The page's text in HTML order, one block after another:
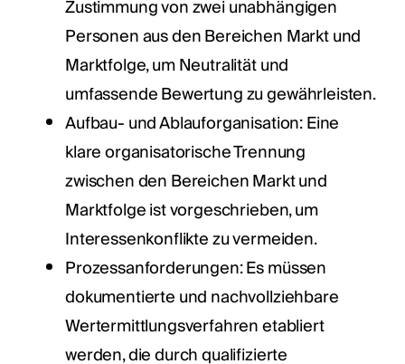
Zustimmung von zwei unabhängigen
Personen aus den Bereichen Markt und
Marktfolge, um Neutralität und
umfassende Bewertung zu gewährleisten.
Aufbau- und Ablauforganisation: Eine
klare organisatorische Trennung
zwischen den Bereichen Markt und
Marktfolge ist vorgeschrieben, um
Interessenkonflikte zu vermeiden.
Prozessanforderungen: Es müssen
dokumentierte und nachvollziehbare
Wertermittlungsverfahren etabliert
werden, die durch qualifizierte